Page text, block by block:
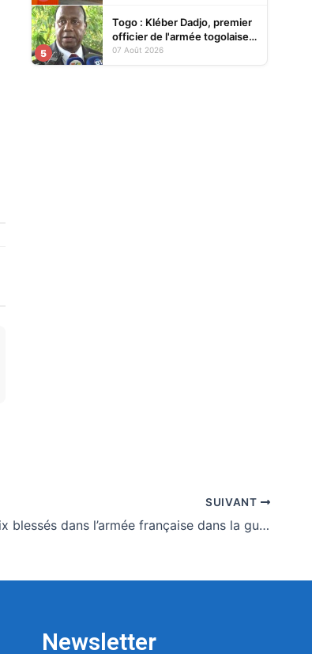
5
Togo : Kléber Dadjo, premier
officier de l'armée togolaise
devenu chef de l'État, au
07 Août 2026
SUIVANT
Premier mort et six blessés dans l’armée française dans la guerre au Moyen-Orient
Newsletter